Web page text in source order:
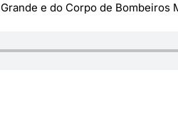
e do Corpo de Bombeiros